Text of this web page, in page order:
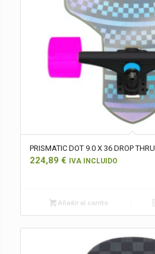
PRISMATIC DOT 9.0 X 36 DROP THRU
224,89 € IVA INCLUIDO
Añadir al carrito